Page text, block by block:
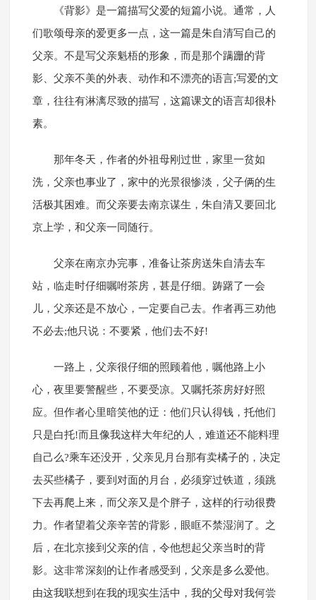
《背影》是一篇描写父爱的短篇小说。通常，人
们歌颂母亲的爱更多一点，这一篇是朱自清写自己的
父亲。不是写父亲魁梧的形象，而是那个蹒跚的背
影、父亲不美的外表、动作和不漂亮的语言;写爱的文
章，往往有淋漓尽致的描写，这篇课文的语言却很朴
素。
那年冬天，作者的外祖母刚过世，家里一贫如
洗，父亲也事业了，家中的光景很惨淡，父子俩的生
活极其困难。而父亲要去南京谋生，朱自清又要回北
京上学，和父亲一同随行。
父亲在南京办完事，准备让茶房送朱自清去车
站，临走时仔细嘱咐茶房，甚是仔细。踌躇了一会
儿，父亲还是不放心，一定要自己去。作者再三劝他
不必去;他只说：不要紧，他们去不好!
一路上，父亲很仔细的照顾着他，嘱他路上小
心，夜里要警醒些，不要受凉。又嘱托茶房好好照
应。但作者心里暗笑他的迂：他们只认得钱，托他们
只是白托!而且像我这样大年纪的人，难道还不能料理
自己么?乘车还没开，父亲见月台那有卖橘子的，决定
去买些橘子，要到对面的月台，必须穿过铁道，须跳
下去再爬上来，而父亲又是个胖子，这样的行动很费
力。作者望着父亲辛苦的背影，眼眶不禁湿润了。之
后，在北京接到父亲的信，令他想起父亲当时的背
影。这非常深刻的让作者感受到，父亲是多么爱他。
由这我联想到在我的现实生活中，我的父母对我何尝